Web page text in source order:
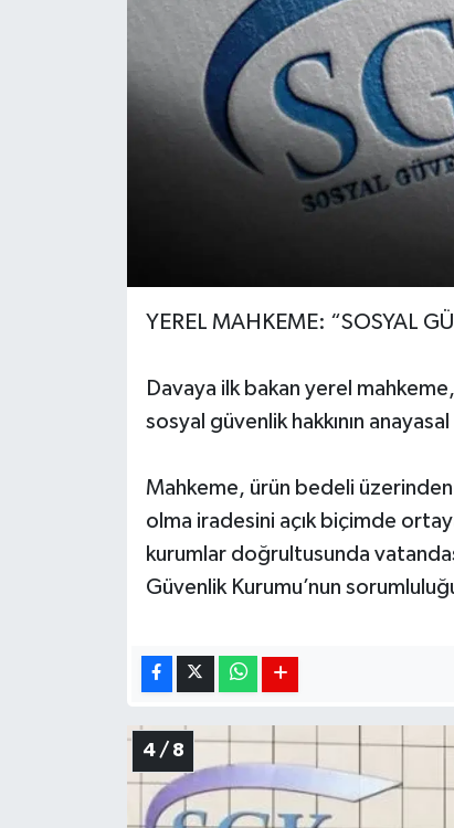
YEREL MAHKEME: “SOSYAL
Davaya ilk bakan yerel
sosyal güvenlik hakkının
Mahkeme, ürün bedeli üzerinden
olma iradesini açık biçimde
kurumlar doğrultusunda
Güvenlik Kurumu’nun
4 / 8